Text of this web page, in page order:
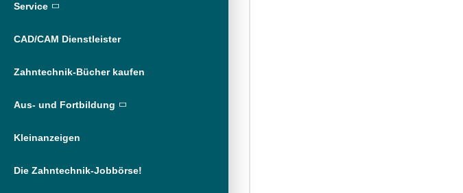
Service
CAD/CAM Dienstleister
Zahntechnik-Bücher kaufen
Aus- und Fortbildung
Kleinanzeigen
Die Zahntechnik-Jobbörse!